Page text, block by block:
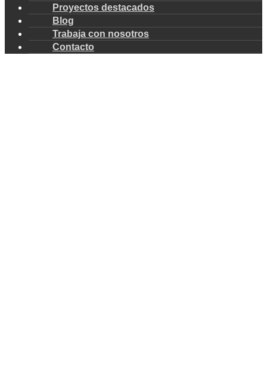
Proyectos destacados
Blog
Trabaja con nosotros
Contacto